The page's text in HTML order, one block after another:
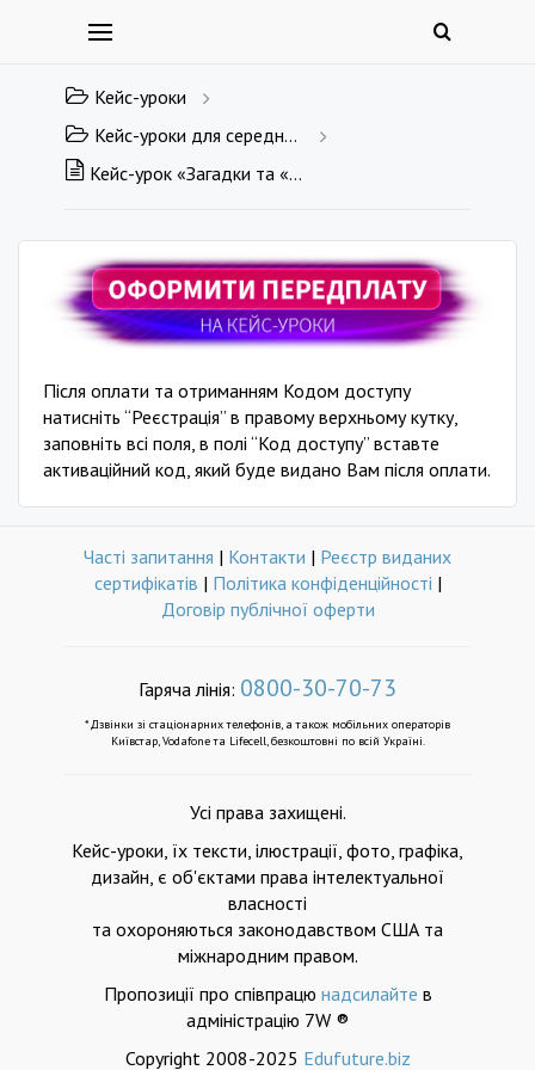
Кейс-уроки
Кейс-уроки для середньої та старшої школи
Кейс-урок «Загадки та «відгадки» Сонячної системи»
Після оплати та отриманням Кодом доступу
натисніть “Реєстрація” в правому верхньому кутку,
заповніть всі поля, в полі “Код доступу” вставте
активаційний код, який буде видано Вам після оплати.
Часті запитання | Контакти | Реєстр виданих
сертифікатів | Політика конфіденційності |
Договір публічної оферти
Гаряча лінія: 0800-30-70-73
*Дзвінки зі стаціонарних телефонів, а також мобільних операторів
Київстар, Vodafone та Lifecell, безкоштовні по всій Україні.
Усі права захищені.
Кейс-уроки, їх тексти, ілюстрації, фото, графіка,
дизайн, є об'єктами права інтелектуальної
власності
та охороняються законодавством США та
міжнародним правом.
Пропозиції про співпрацю надсилайте в
адміністрацію 7W ®
Copyright 2008-2025 Edufuture.biz